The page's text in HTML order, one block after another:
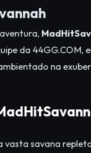
da 44GG.COM,
na
vasta savana